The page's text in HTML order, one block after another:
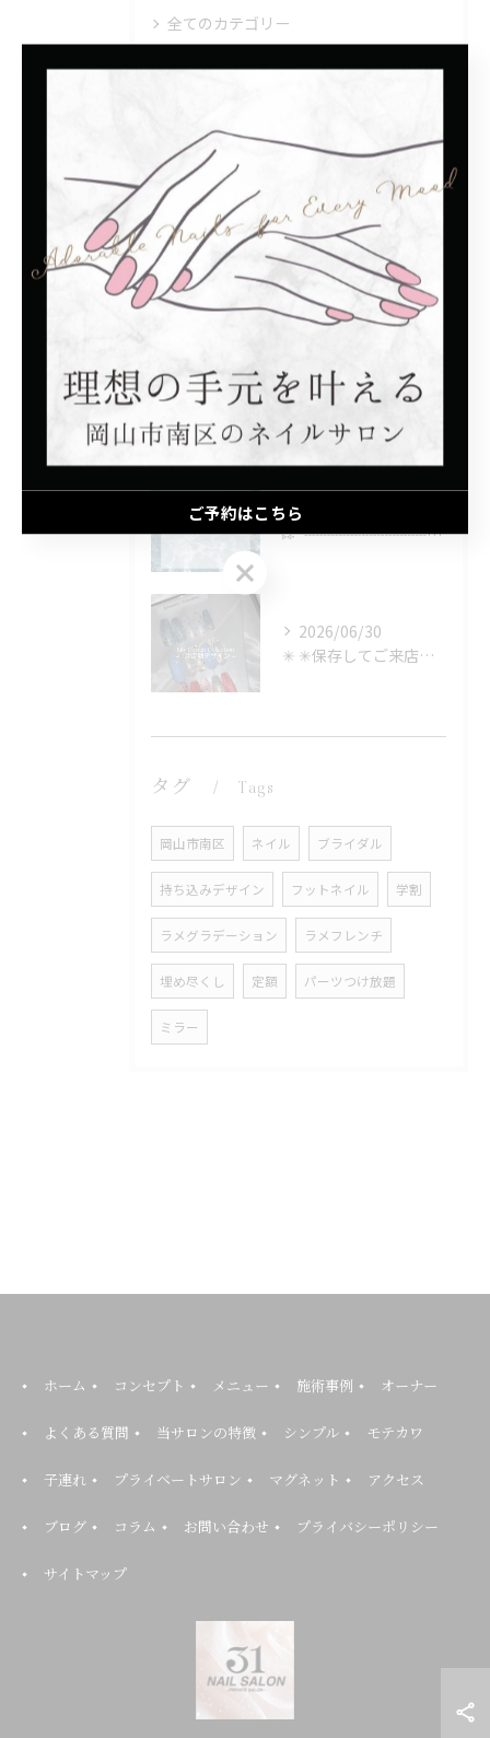
全てのカテゴリー
子連れ
プライベートサロン
マグネット
最近の投稿 Recent Posts
2026/08/06
2026/08/06
⑅∙˚┈┈┈┈┈┈┈┈┈┈┈┈˚∙⑅
2026/06/30
✳︎ ✳︎保存してご来店時に見せるのもOK✳︎
タグ Tags
岡山市南区 ネイル ブライダル
持ち込みデザイン フットネイル 学割
ラメグラデーション ラメフレンチ
埋め尽くし 定額 パーツつけ放題
ミラー
ホーム コンセプト メニュー 施術事例 オーナー
よくある質問 当サロンの特徴 シンプル モテカワ
子連れ プライベートサロン マグネット アクセス
ブログ コラム お問い合わせ プライバシーポリシー
サイトマップ
ご予約はこちら
ご予約はこちら